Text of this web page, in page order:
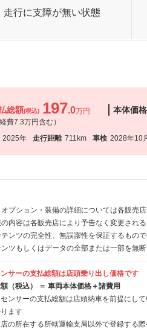
走行に支障が無い状態
総額(税込) 197.0万円
経費7.3万円含む）
本体価格
2025年 走行距離 711km 車検 2028年10
プション・装備の詳細については各販売店
内容は各販売店により予告なく変更され
ンツの完全性、無誤謬性を保証するもの
ツもしくはデータの全部または一部を無
サーの支払総額は店頭乗り出し価格です
（税込） ＝ 車両本体価格＋諸費用
ンサーの支払総額は店頭納車を前提にし
ます
の所在する所轄運輸支局以外で登録する